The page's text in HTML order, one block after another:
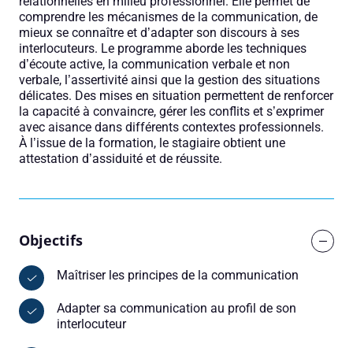
comprendre les mécanismes de la communication, de
mieux se connaître et d’adapter son discours à ses
interlocuteurs. Le programme aborde les techniques
d’écoute active, la communication verbale et non
verbale, l’assertivité ainsi que la gestion des situations
délicates. Des mises en situation permettent de renforcer
la capacité à convaincre, gérer les conflits et s’exprimer
avec aisance dans différents contextes professionnels.
À l’issue de la formation, le stagiaire obtient une
attestation d’assiduité et de réussite.
Objectifs
Maîtriser les principes de la communication
Adapter sa communication au profil de son
interlocuteur